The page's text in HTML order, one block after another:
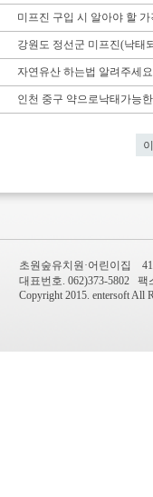
미프진 구입 시 알아야 할
강원도 정선군 미프진(낙태
자연유산 하는법 알려주세
인천 중구 약으로낙태가능
초원숲유치원·어린이집
대표번호. 062)373-5802 팩
Copyright 2015. entersoftAll